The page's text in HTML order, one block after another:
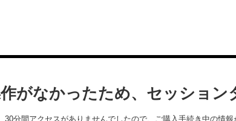
がなかったため、セッション
30分間アクセスがありませんでしたので、ご購入手続き中の情報